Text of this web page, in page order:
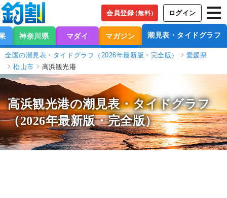
会員登録（無料） ログイン
神奈川県 マダイ マガジン 潮見表・タイドグラフ
全国の潮見表・タイドグラフ（2026年最新版・完全版）
愛媛県
松山市
高浜観光港
高浜観光港の潮見表・タイドグラフ
（2026年最新版・完全版）